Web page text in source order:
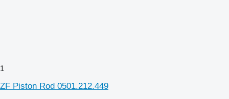
1
ZF Piston Rod 0501.212.449